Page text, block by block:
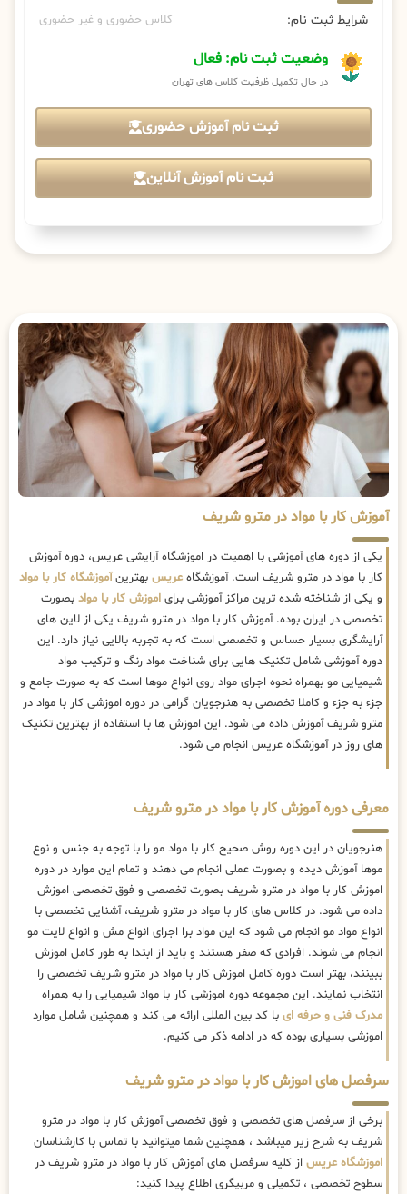
شرایط ثبت نام: کلاس حضوری و غیر حضوری
وضعیت ثبت نام: فعال
در حال تکمیل ظرفیت کلاس های تهران
ثبت نام آموزش حضوری
ثبت نام آموزش آنلاین
آموزش کار با مواد در مترو شریف
یکی از دوره های آموزشی با اهمیت در اموزشگاه آرایشی عریس، دوره آموزش
کار با مواد در مترو شریف است. آموزشگاه عریس بهترینآموزشگاه کار با مواد
و یکی از شناخته شده ترین مراکز آموزشی برای اموزش کار با مواد بصورت
تخصصی در ایران بوده. آموزش کار با مواد در مترو شریف یکی از لاین های
آرایشگری بسیار حساس و تخصصی است که به تجربه بالایی نیاز دارد. این
دوره آموزشی شامل تکنیک هایی برای شناخت مواد رنگ و ترکیب مواد
شیمیایی مو بهمراه نحوه اجرای مواد روی انواع موها است که به صورت جامع و
جزء به جزء و کاملا تخصصی به هنرجویان گرامی در دوره اموزشی کار با مواد در
مترو شریف آموزش داده می شود. این اموزش ها با استفاده از بهترین تکنیک
های روز در آموزشگاه عریس انجام می شود.
معرفی دوره آموزش کار با مواد در مترو شریف
هنرجویان در این دوره روش صحیح کار با مواد مو را با توجه به جنس و نوع
موها آموزش دیده و بصورت عملی انجام می دهند و تمام این موارد در دوره
اموزش کار با مواد در مترو شریف بصورت تخصصی و فوق تخصصی اموزش
داده می شود. در کلاس های کار با مواد در مترو شریف، آشنایی تخصصی با
انواع مواد مو انجام می شود که این مواد برا اجرای انواع مش و انواع لایت مو
انجام می شوند. افرادی که صفر هستند و باید از ابتدا به طور کامل اموزش
ببینند، بهتر است دوره کامل اموزش کار با مواد در مترو شریف تخصصی را
انتخاب نمایند. این مجموعه دوره اموزشی کار با مواد شیمیایی را به همراه
مدرک فنی و حرفه ای با کد بین المللی ارائه می کند و همچنین شامل موارد
اموزشی بسیاری بوده که در ادامه ذکر می کنیم.
سرفصل های اموزش کار با مواد در مترو شریف
برخی از سرفصل های تخصصی و فوق تخصصی آموزش کار با مواد در مترو
شریف به شرح زیر میباشد ، همچنین شما میتوانید با تماس با کارشناسان
اموزشگاه عریس از کلیه سرفصل های آموزش کار با مواد در مترو شریف در
سطوح تخصصی ، تکمیلی و مربیگری اطلاع پیدا کنید: